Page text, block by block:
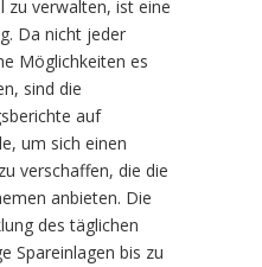
zu verwalten, ist eine
Da nicht jeder
Möglichkeiten es
sind die
auf
um sich einen
verschaffen, die die
anbieten. Die
des täglichen
Spareinlagen bis zu